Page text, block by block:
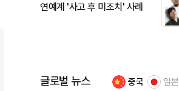
연예계 '사고 후 미조치' 사례
글로벌 뉴스 중국 일본